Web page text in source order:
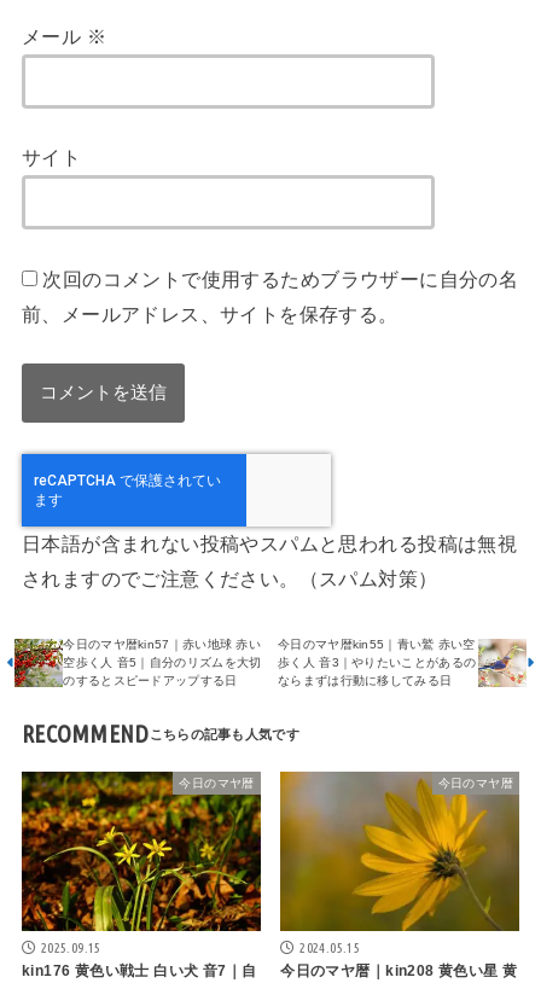
メール ※
サイト
次回のコメントで使用するためブラウザーに自分の名
前、メールアドレス、サイトを保存する。
日本語が含まれない投稿やスパムと思われる投稿は無視
されますのでご注意ください。（スパム対策）
今日のマヤ暦kin57｜赤い地球 赤い
空歩く人 音5｜自分のリズムを大切
のするとスピードアップする日
今日のマヤ暦kin55｜青い鷲 赤い空
歩く人 音3｜やりたいことがあるの
ならまずは行動に移してみる日
RECOMMEND
今日のマヤ暦
2025.09.15
kin176 黄色い戦士 白い犬 音7｜自
今日のマヤ暦
2024.05.15
今日のマヤ暦｜kin208 黄色い星 黄